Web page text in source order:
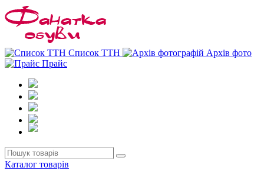
Список ТТН
Архів фото
Прайс
Каталог товарів